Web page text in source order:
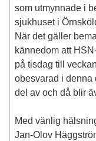
som utmynnade i
sjukhuset i
När det gäller
kännedom att
på tisdag till
obesvarad i denna
del av och då blir
Med vänlig
Jan-Olov